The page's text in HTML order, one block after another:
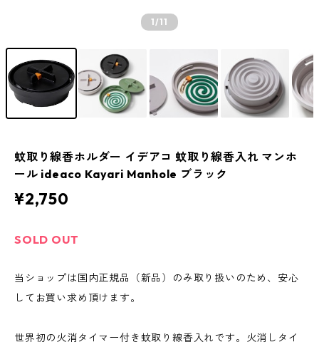
1/11
蚊取り線香ホルダー イデアコ 蚊取り線香入れ マンホ
ール ideaco Kayari Manhole ブラック
¥2,750
SOLD OUT
当ショップは国内正規品（新品）のみ取り扱いのため、安心
してお買い求め頂けます。
世界初の火消タイマー付き蚊取り線香入れです。火消しタイ